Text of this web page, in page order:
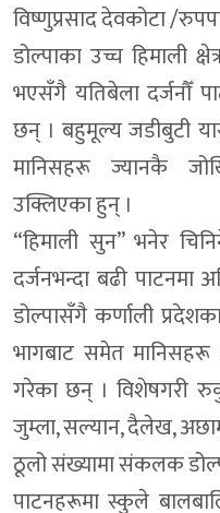
विष्णुप्रसाद देवकोटा /
डोल्पाका उच्च हिमाली
भएसँगै यतिबेला दर्जनौँ
छन् । बहुमूल्य जडीबुटी
मानिसहरू ज्यानकै
उक्लिएका हुन् ।
“हिमाली सुन” भनेर
दर्जनभन्दा बढी
डोल्पासँगै कर्णाली
भागबाट समेत मानिसहरू
गरेका छन् । विशेषगरी
जुम्ला, सल्यान, दैलेख,
ठूलो संख्यामा संकलक
पाटनहरूमा स्कुले